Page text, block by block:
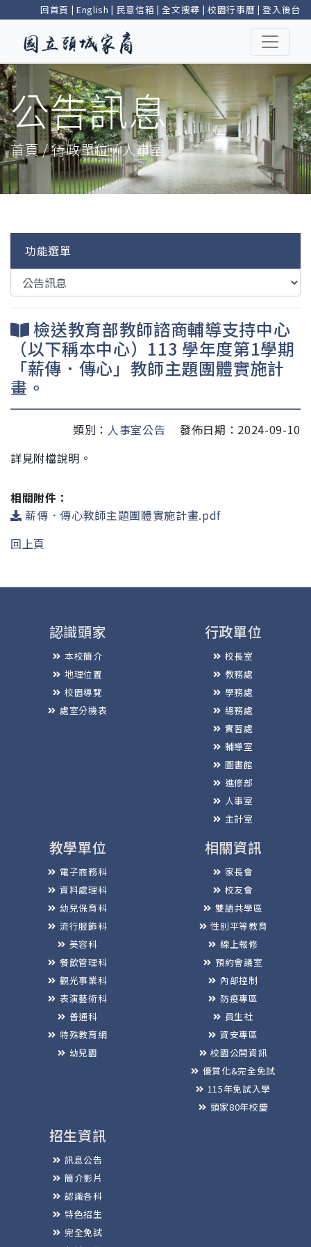
回首頁 | English | 民意信箱 |全文搜尋 | 校園行事曆 |登入後台
公告訊息
首頁 / 行政單位 / 人事室
功能選單
檢送教育部教師諮商輔導支持中心
（以下稱本中心）113 學年度第1學期
「薪傳．傳心」教師主題團體實施計
畫。
類別： 人事室公告
發佈日期：2024-09-10
詳見附檔說明。
相關附件：
薪傳．傳心教師主題團體實施計畫.pdf
回上頁
認識頭家
本校簡介
地理位置
校園導覽
處室分機表
行政單位
校長室
教務處
學務處
總務處
實習處
輔導室
圖書館
進修部
人事室
主計室
教學單位
電子商務科
資料處理科
幼兒保育科
流行服飾科
美容科
餐飲管理科
觀光事業科
表演藝術科
普通科
特殊教育網
幼兒園
相關資訊
家長會
校友會
雙語共學區
性別平等教育
線上報修
預約會議室
內部控制
防疫專區
員生社
資安專區
校園公開資訊
優質化&完全免試
115年免試入學
頭家80年校慶
招生資訊
訊息公告
簡介影片
認識各科
特色招生
完全免試